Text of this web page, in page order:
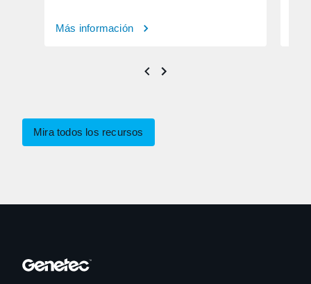
Más información
Mira todos los recursos